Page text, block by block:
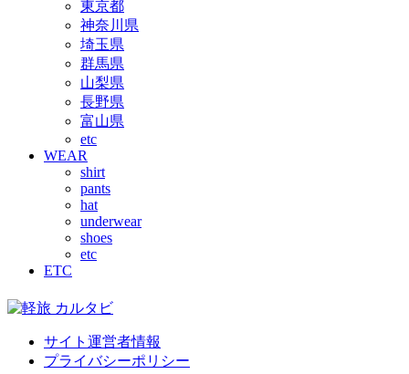
東京都
神奈川県
埼玉県
群馬県
山梨県
長野県
富山県
etc
WEAR
shirt
pants
hat
underwear
shoes
etc
ETC
サイト運営者情報
プライバシーポリシー